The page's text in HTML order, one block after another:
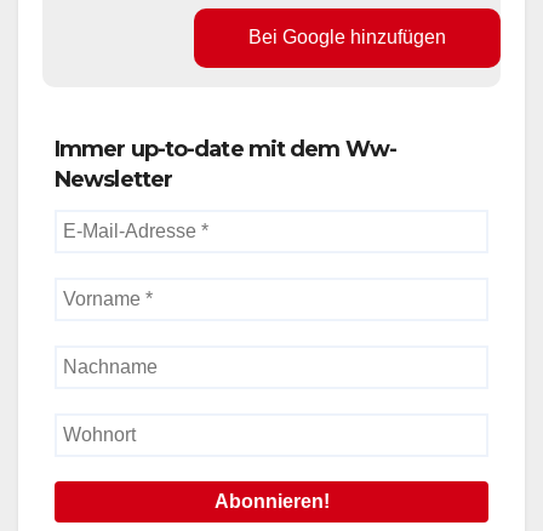
Bei Google hinzufügen
Immer up-to-date mit dem Ww-
Newsletter